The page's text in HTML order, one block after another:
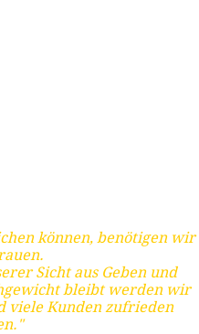
können, benötigen wir
Sicht aus Geben und
bleibt werden wir
viele Kunden zufrieden